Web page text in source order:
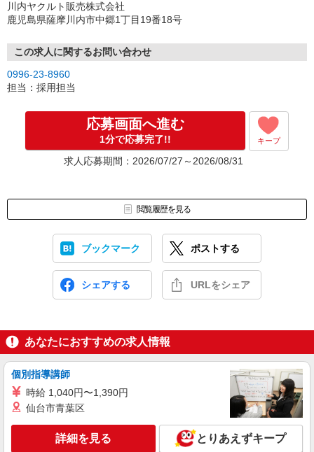
川内ヤクルト販売株式会社
鹿児島県薩摩川内市中郷1丁目19番18号
この求人に関するお問い合わせ
0996-23-8960
担当：採用担当
応募画面へ進む
1分で応募完了!! キープ
求人応募期間：2026/07/27～2026/08/31
閲覧履歴を見る
ブックマーク ポストする
シェアする URLをシェア
あなたにおすすめの求人情報
個別指導講師
時給 1,040円〜1,390円
仙台市青葉区
詳細を見る とりあえずキープ